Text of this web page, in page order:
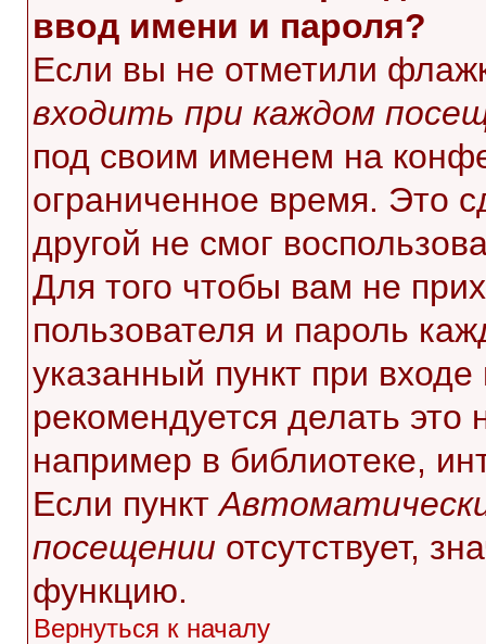
ввод имени и пароля?
Если вы не отметили
входить при каждом
под своим именем на
ограниченное время. Это
другой не смог
Для того чтобы вам не
пользователя и пароль
указанный пункт при
рекомендуется делать
например в библиотеке,
Если пункт
посещении отсутствует,
функцию.
Вернуться к началу